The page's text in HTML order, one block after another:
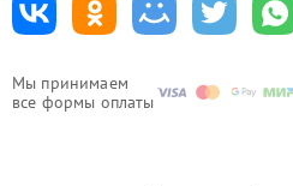
Мы принимаем
все формы оплаты